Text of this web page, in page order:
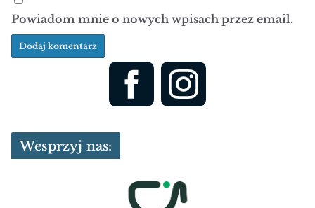
Powiadom mnie o nowych wpisach przez email.
Wesprzyj nas: